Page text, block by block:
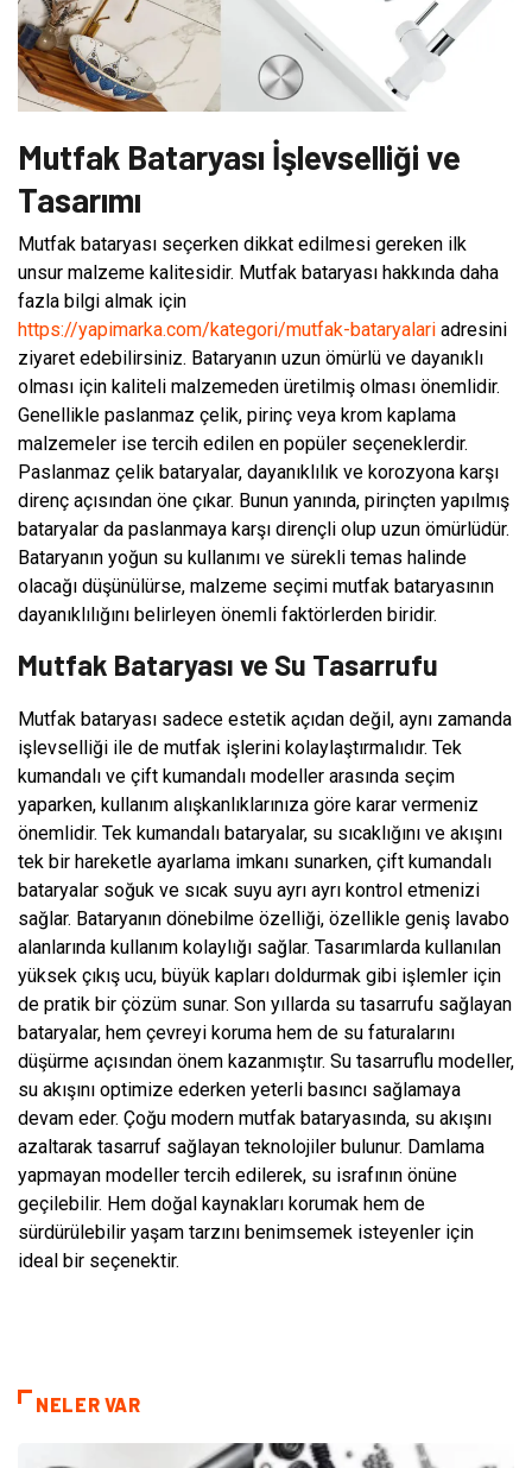
Mutfak Bataryası İşlevselliği ve
Tasarımı
Mutfak bataryası seçerken dikkat edilmesi gereken ilk
unsur malzeme kalitesidir. Mutfak bataryası hakkında daha
fazla bilgi almak için
https://yapimarka.com/kategori/mutfak-bataryalari adresini
ziyaret edebilirsiniz. Bataryanın uzun ömürlü ve dayanıklı
olması için kaliteli malzemeden üretilmiş olması önemlidir.
Genellikle paslanmaz çelik, pirinç veya krom kaplama
malzemeler ise tercih edilen en popüler seçeneklerdir.
Paslanmaz çelik bataryalar, dayanıklılık ve korozyona karşı
direnç açısından öne çıkar. Bunun yanında, pirinçten yapılmış
bataryalar da paslanmaya karşı dirençli olup uzun ömürlüdür.
Bataryanın yoğun su kullanımı ve sürekli temas halinde
olacağı düşünülürse, malzeme seçimi mutfak bataryasının
dayanıklılığını belirleyen önemli faktörlerden biridir.
Mutfak Bataryası ve Su Tasarrufu
Mutfak bataryası sadece estetik açıdan değil, aynı zamanda
işlevselliği ile de mutfak işlerini kolaylaştırmalıdır. Tek
kumandalı ve çift kumandalı modeller arasında seçim
yaparken, kullanım alışkanlıklarınıza göre karar vermeniz
önemlidir. Tek kumandalı bataryalar, su sıcaklığını ve akışını
tek bir hareketle ayarlama imkanı sunarken, çift kumandalı
bataryalar soğuk ve sıcak suyu ayrı ayrı kontrol etmenizi
sağlar. Bataryanın dönebilme özelliği, özellikle geniş lavabo
alanlarında kullanım kolaylığı sağlar. Tasarımlarda kullanılan
yüksek çıkış ucu, büyük kapları doldurmak gibi işlemler için
de pratik bir çözüm sunar. Son yıllarda su tasarrufu sağlayan
bataryalar, hem çevreyi koruma hem de su faturalarını
düşürme açısından önem kazanmıştır. Su tasarruflu modeller,
su akışını optimize ederken yeterli basıncı sağlamaya
devam eder. Çoğu modern mutfak bataryasında, su akışını
azaltarak tasarruf sağlayan teknolojiler bulunur. Damlama
yapmayan modeller tercih edilerek, su israfının önüne
geçilebilir. Hem doğal kaynakları korumak hem de
sürdürülebilir yaşam tarzını benimsemek isteyenler için
ideal bir seçenektir.
NELER VAR